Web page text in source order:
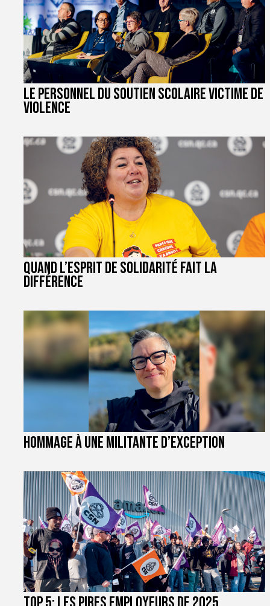
Le personnel du soutien scolaire victime de
violence
Quand l’esprit de solidarité fait la
différence
Hommage à une militante d’exception